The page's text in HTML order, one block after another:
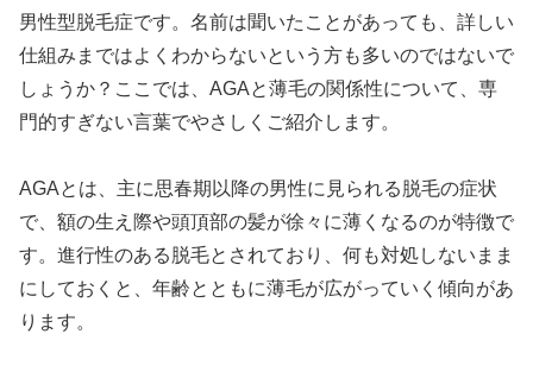
男性型脱毛症です。名前は聞いたことがあっても、詳しい
仕組みまではよくわからないという方も多いのではないで
しょうか？ここでは、AGAと薄毛の関係性について、専
門的すぎない言葉でやさしくご紹介します。
AGAとは、主に思春期以降の男性に見られる脱毛の症状
で、額の生え際や頭頂部の髪が徐々に薄くなるのが特徴で
す。進行性のある脱毛とされており、何も対処しないまま
にしておくと、年齢とともに薄毛が広がっていく傾向があ
ります。